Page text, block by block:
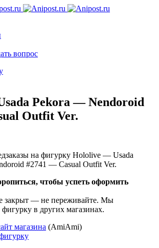
вопрос
Pekora — Nendoroid
Outfit Ver.
на фигурку Hololive — Usada
#2741 — Casual Outfit Ver.
чтобы успеть оформить
закрыт — не переживайте. Мы
в других магазинах.
магазина (AmiAmi)